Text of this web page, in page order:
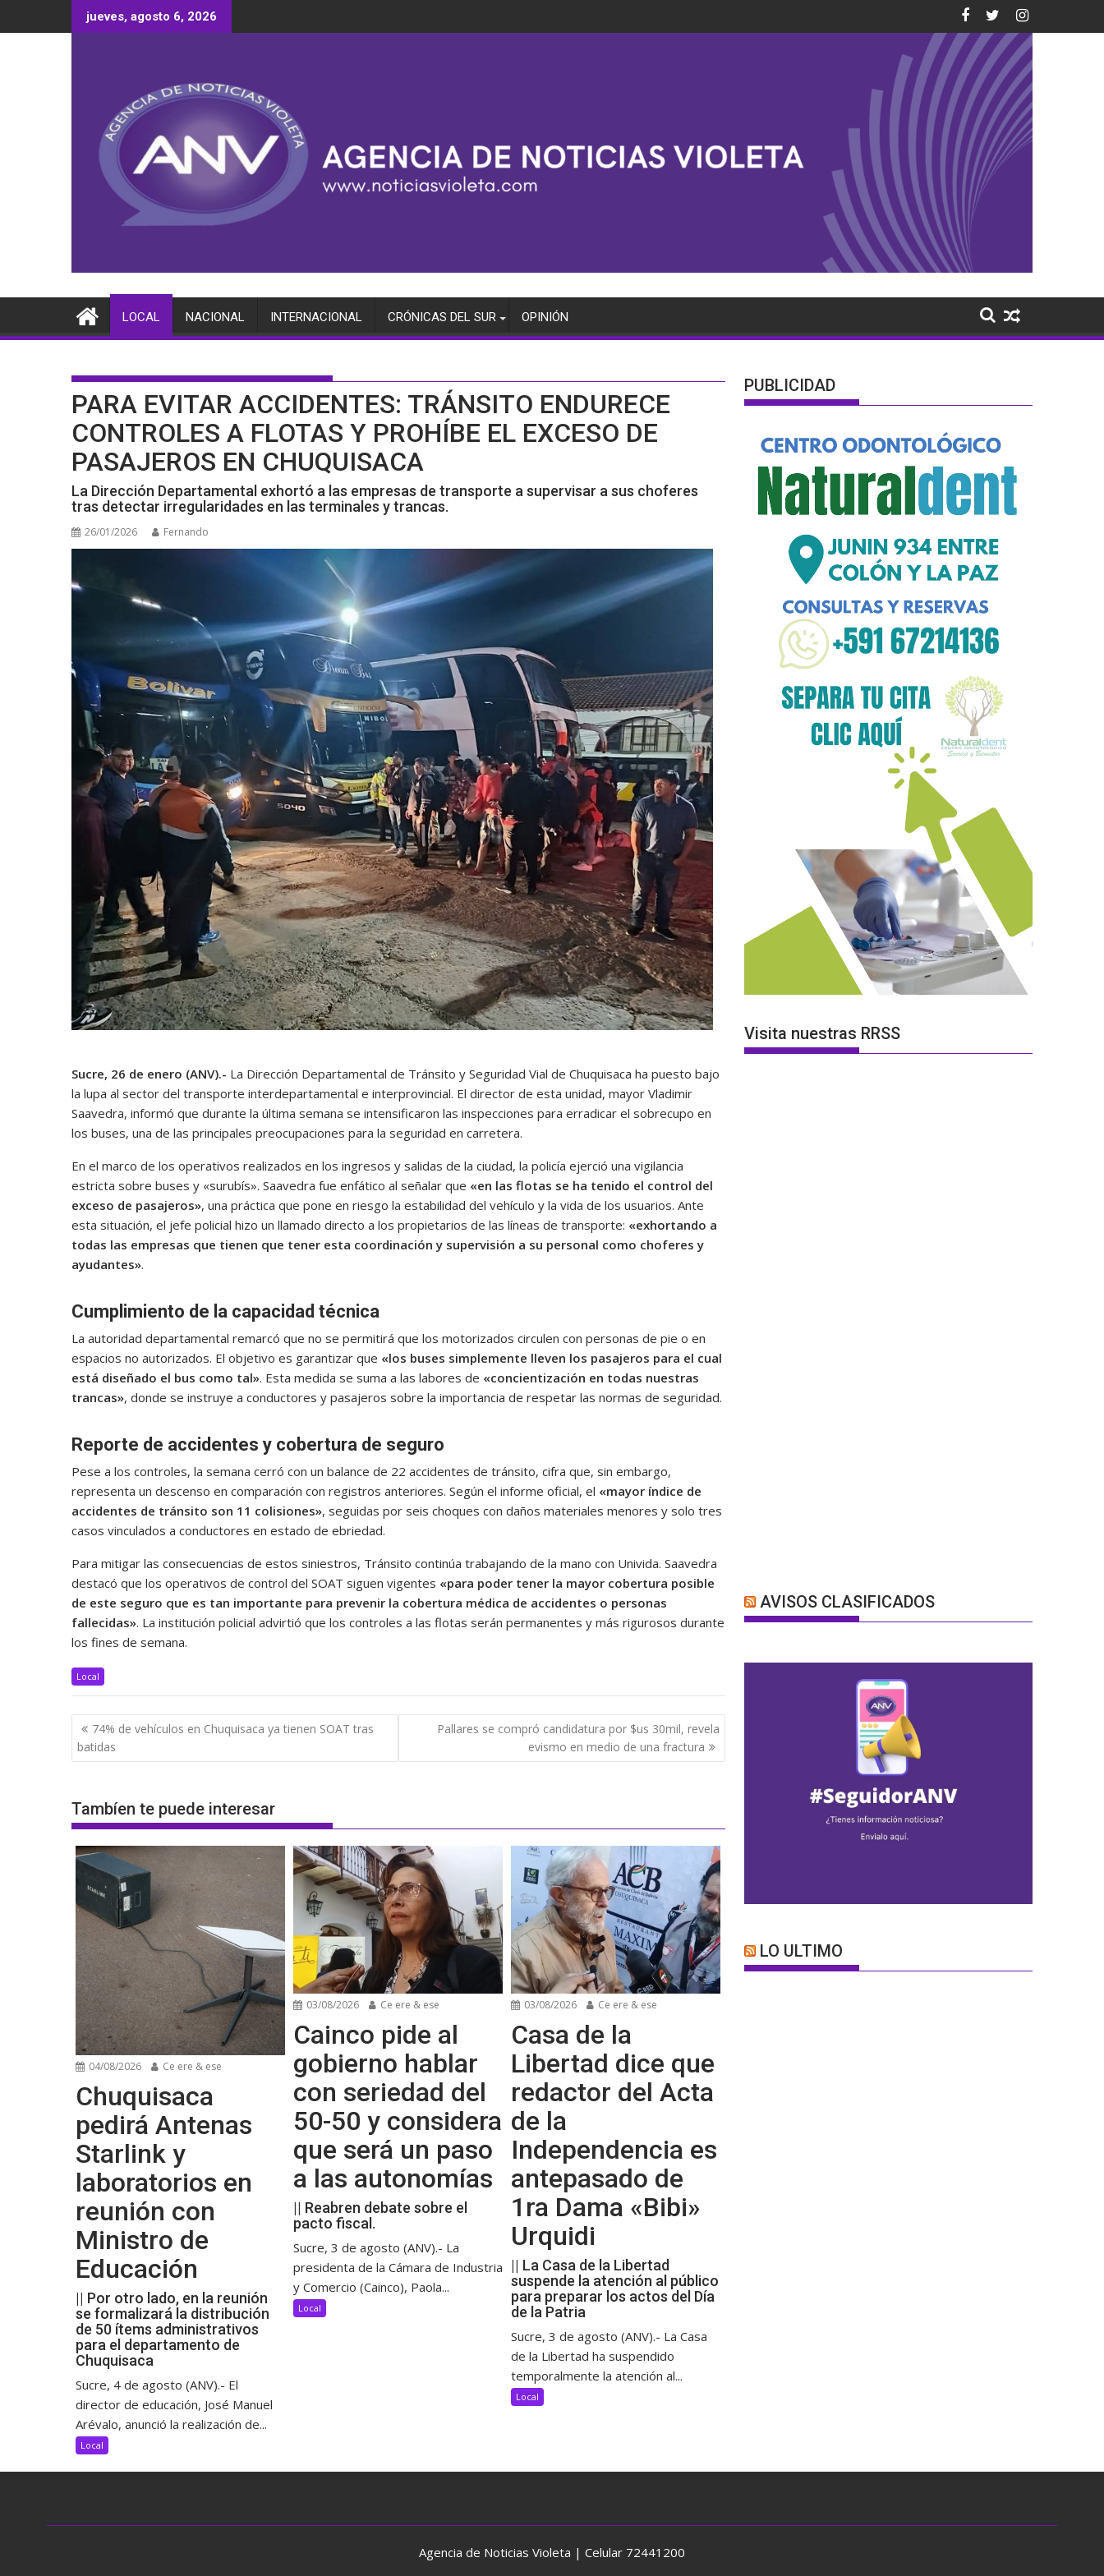
al
jueves, agosto 6, 2026
LOCAL NACIONAL INTERNACIONAL CRÓNICAS DEL SUR OPINIÓN
PARA EVITAR ACCIDENTES: TRÁNSITO ENDURECE
CONTROLES A FLOTAS Y PROHÍBE EL EXCESO DE
PASAJEROS EN CHUQUISACA
La Dirección Departamental exhortó a las empresas de transporte a supervisar a sus choferes
tras detectar irregularidades en las terminales y trancas.
26/01/2026 Fernando
Sucre, 26 de enero (ANV).- La Dirección Departamental de Tránsito y Seguridad Vial de Chuquisaca ha puesto bajo
la lupa al sector del transporte interdepartamental e interprovincial. El director de esta unidad, mayor Vladimir
Saavedra, informó que durante la última semana se intensificaron las inspecciones para erradicar el sobrecupo en
los buses, una de las principales preocupaciones para la seguridad en carretera.
En el marco de los operativos realizados en los ingresos y salidas de la ciudad, la policía ejerció una vigilancia
estricta sobre buses y «surubís». Saavedra fue enfático al señalar que «en las flotas se ha tenido el control del
exceso de pasajeros», una práctica que pone en riesgo la estabilidad del vehículo y la vida de los usuarios. Ante
esta situación, el jefe policial hizo un llamado directo a los propietarios de las líneas de transporte: «exhortando a
todas las empresas que tienen que tener esta coordinación y supervisión a su personal como choferes y
ayudantes».
Cumplimiento de la capacidad técnica
La autoridad departamental remarcó que no se permitirá que los motorizados circulen con personas de pie o en
espacios no autorizados. El objetivo es garantizar que «los buses simplemente lleven los pasajeros para el cual
está diseñado el bus como tal». Esta medida se suma a las labores de «concientización en todas nuestras
trancas», donde se instruye a conductores y pasajeros sobre la importancia de respetar las normas de seguridad.
Reporte de accidentes y cobertura de seguro
Pese a los controles, la semana cerró con un balance de 22 accidentes de tránsito, cifra que, sin embargo,
representa un descenso en comparación con registros anteriores. Según el informe oficial, el «mayor índice de
accidentes de tránsito son 11 colisiones», seguidas por seis choques con daños materiales menores y solo tres
casos vinculados a conductores en estado de ebriedad.
Para mitigar las consecuencias de estos siniestros, Tránsito continúa trabajando de la mano con Univida. Saavedra
destacó que los operativos de control del SOAT siguen vigentes «para poder tener la mayor cobertura posible
de este seguro que es tan importante para prevenir la cobertura médica de accidentes o personas
fallecidas». La institución policial advirtió que los controles a las flotas serán permanentes y más rigurosos durante
los fines de semana.
Local
Navegación
de
entradas
74% de vehículos en Chuquisaca ya tienen SOAT tras
batidas
Pallares se compró candidatura por $us 30mil, revela
evismo en medio de una fractura
Tambíen te puede interesar
04/08/2026 Ce ere & ese
Chuquisaca
pedirá Antenas
Starlink y
laboratorios en
reunión con
Ministro de
Educación
|| Por otro lado, en la reunión
se formalizará la distribución
de 50 ítems administrativos
para el departamento de
Chuquisaca
Sucre, 4 de agosto (ANV).- El
director de educación, José Manuel
Arévalo, anunció la realización de...
Local
03/08/2026 Ce ere & ese
Cainco pide al
gobierno hablar
con seriedad del
50-50 y considera
que será un paso
a las autonomías
|| Reabren debate sobre el
pacto fiscal.
Sucre, 3 de agosto (ANV).- La
presidenta de la Cámara de Industria
y Comercio (Cainco), Paola...
Local
03/08/2026 Ce ere & ese
Casa de la
Libertad dice que
redactor del Acta
de la
Independencia es
antepasado de
1ra Dama «Bibi»
Urquidi
|| La Casa de la Libertad
suspende la atención al público
para preparar los actos del Día
de la Patria
Sucre, 3 de agosto (ANV).- La Casa
de la Libertad ha suspendido
temporalmente la atención al...
Local
PUBLICIDAD
Visita nuestras RRSS
AVISOS CLASIFICADOS
LO ULTIMO
Agencia de Noticias Violeta | Celular 72441200